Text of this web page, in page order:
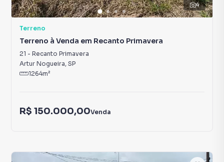
4
Terreno
Terreno à Venda em Recanto Primavera
21 - Recanto Primavera
Artur Nogueira, SP
1264m²
R$ 150.000,00Venda